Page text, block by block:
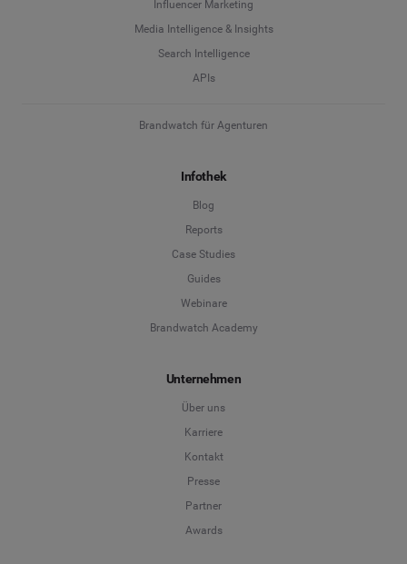
Influencer Marketing
Media Intelligence & Insights
Search Intelligence
APIs
Brandwatch für Agenturen
Infothek
Blog
Reports
Case Studies
Guides
Webinare
Brandwatch Academy
Unternehmen
Über uns
Karriere
Kontakt
Presse
Partner
Awards